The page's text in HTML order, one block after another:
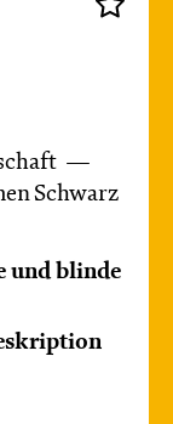
Schwarz
und blinde